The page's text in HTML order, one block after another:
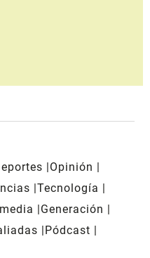
Opinión
Tecnología
Generación
Pódcast